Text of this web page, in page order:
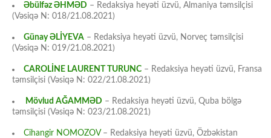
Əbülfəz ƏHMƏD – Redaksiya heyəti üzvü, Almaniya təmsilçisi
(Vəsiqə N: 018/21.08.2021)
Günay ƏLİYEVA – Redaksiya heyəti üzvü, Norveç təmsilçisi
(Vəsiqə N: 019/21.08.2021)
CAROLİNE LAURENT TURUNC – Redaksiya heyəti üzvü, Fransa
təmsilçisi (Vəsiqə N: 022/21.08.2021)
Mövlud AĞAMMƏD – Redaksiya heyəti üzvü, Quba bölgə
təmsilçisi (Vəsiqə N: 023/21.08.2021)
Cihangir NOMOZOV– Redaksiya heyəti üzvü, Özbəkistan